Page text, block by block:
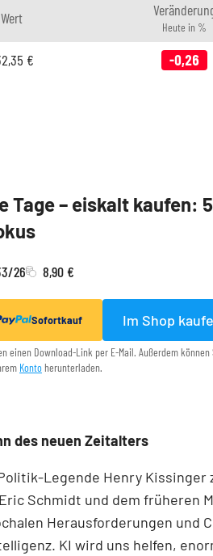
Wert
Heute in %
€ -0,26
Tage – eiskalt kaufen:
26 8,90 €
Sofortkauf Im Shop
einen Download-Link per E-Mail. Außerdem
Konto herunterladen.
des neuen Zeitalters
Legende Henry Kissinger
Schmidt und dem früheren
Herausforderungen und
KI wird uns helfen,